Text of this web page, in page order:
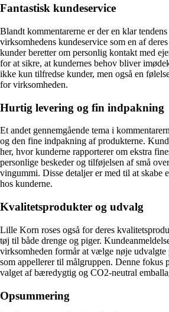
Fantastisk kundeservice
Blandt kommentarerne er der en klar
virksomhedens kundeservice som en af
kunder beretter om personlig kontakt med
for at sikre, at kundernes behov bliver
ikke kun tilfredse kunder, men også en
for virksomheden.
Hurtig levering og fin indpakning
Et andet gennemgående tema i
og den fine indpakning af produkterne.
her, hvor kunderne rapporterer om ekstra
personlige beskeder og tilføjelsen af små
vingummi. Disse detaljer er med til at skabe
hos kunderne.
Kvalitetsprodukter og udvalg
Lille Korn roses også for deres
tøj til både drenge og piger.
virksomheden formår at vælge nøje
som appellerer til målgruppen. Denne fokus
valget af bæredygtig og CO2-neutral
Opsummering